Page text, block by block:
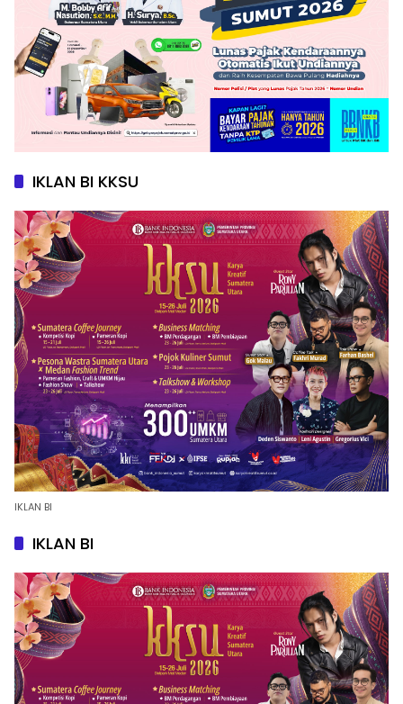
IKLAN BI KKSU
IKLAN BI
IKLAN BI